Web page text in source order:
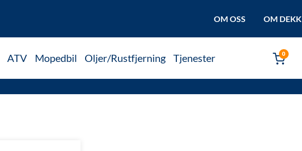
OM OSS OM DEKK
ATV Mopedbil Oljer/Rustfjerning Tjenester 0